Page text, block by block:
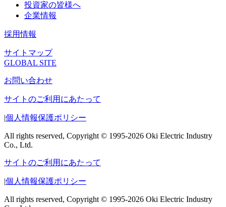
投資家の皆様へ
企業情報
採用情報
サイトマップ
GLOBAL SITE
お問い合わせ
サイトのご利用にあたって
|個人情報保護ポリシー
All rights reserved, Copyright © 1995-2026 Oki Electric Industry
Co., Ltd.
サイトのご利用にあたって
|個人情報保護ポリシー
All rights reserved, Copyright © 1995-2026 Oki Electric Industry